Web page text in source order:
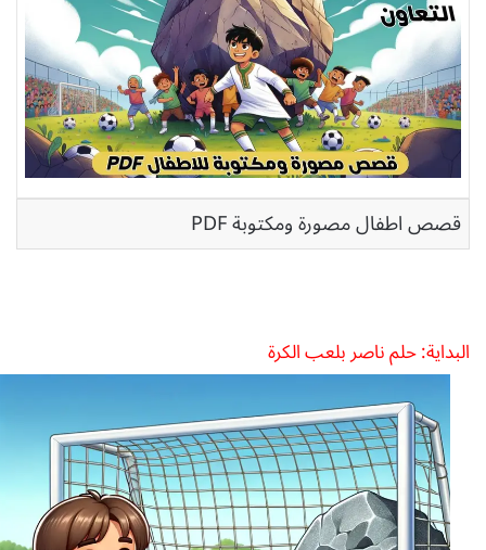
قصص اطفال مصورة ومكتوبة PDF
البداية: حلم ناصر بلعب الكرة